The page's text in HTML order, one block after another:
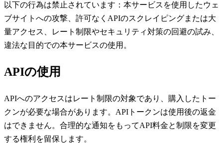
以下の行為は禁止されています：本サービスを使用したウェ
ブサイトへの攻撃、許可なくAPIのスクレイピングまたは大
量アクセス、レート制限やセキュリティ対策の回避の試み、
違法な目的での本サービスの使用。
APIの使用
APIへのアクセスはレート制限の対象であり、購入したトー
クンが必要な場合があります。APIトークンは使用後の返金
はできません。合理的な通知をもってAPI料金と制限を変更
する権利を留保します。